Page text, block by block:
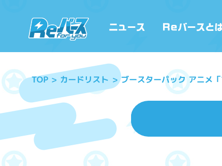
TOP カードリスト ブースターパック アニメ